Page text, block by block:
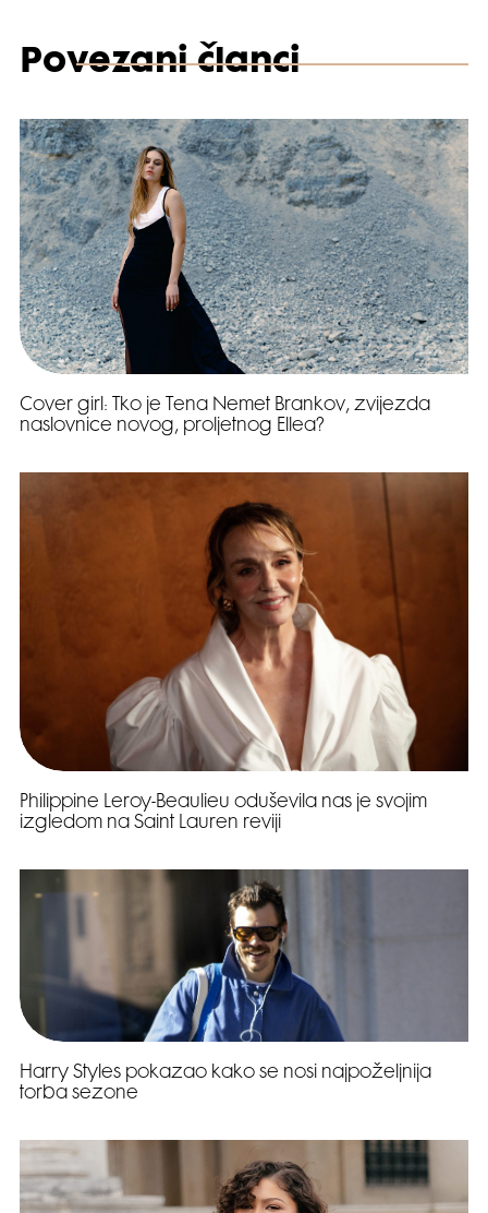
Povezani članci
Cover girl: Tko je Tena Nemet Brankov, zvijezda
naslovnice novog, proljetnog Ellea?
Philippine Leroy-Beaulieu oduševila nas je svojim
izgledom na Saint Lauren reviji
Harry Styles pokazao kako se nosi najpoželjnija
torba sezone